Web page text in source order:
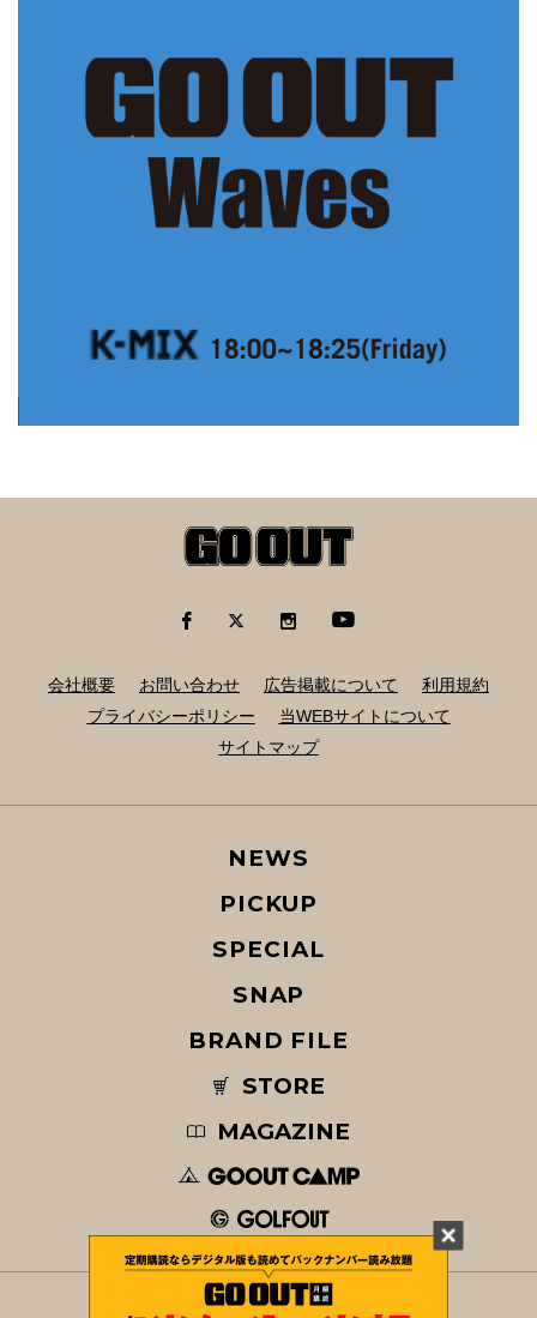
会社概要 お問い合わせ 広告掲載について
利用規約
プライバシーポリシー
当WEBサイトについて
サイトマップ
© COPYRIGHT 2026 GO OUT / SAN-EI CORPORATION Co.,Ltd.
NEWS
PICKUP
SPECIAL
SNAP
BRAND FILE
STORE
MAGAZINE